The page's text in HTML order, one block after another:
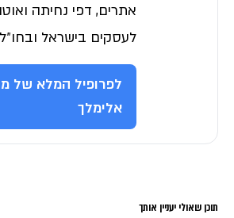
אתרים, דפי נחיתה
לעסקים בישראל
לפרופיל המלא של
אלימלך
תוכן שאולי יעניין אותך